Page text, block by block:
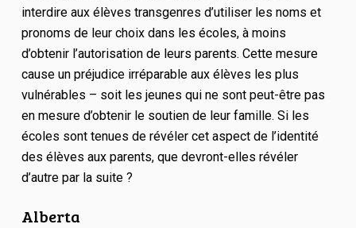
interdire aux élèves transgenres d’utiliser les noms et
pronoms de leur choix dans les écoles, à moins
d’obtenir l’autorisation de leurs parents. Cette mesure
cause un préjudice irréparable aux élèves les plus
vulnérables – soit les jeunes qui ne sont peut-être pas
en mesure d’obtenir le soutien de leur famille. Si les
écoles sont tenues de révéler cet aspect de l’identité
des élèves aux parents, que devront-elles révéler
d’autre par la suite ?
Alberta